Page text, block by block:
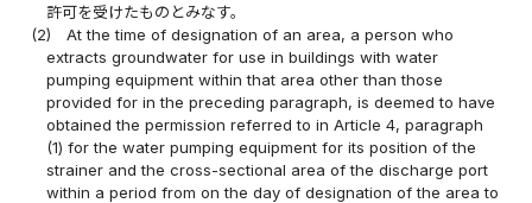
許可を受けたものとみなす。
(2)
At the time of designation of an area, a person who
extracts groundwater for use in buildings with water
pumping equipment within that area other than those
provided for in the preceding paragraph, is deemed to have
obtained the permission referred to in Article 4, paragraph
(1) for the water pumping equipment for its position of the
strainer and the cross-sectional area of the discharge port
within a period from on the day of designation of the area to